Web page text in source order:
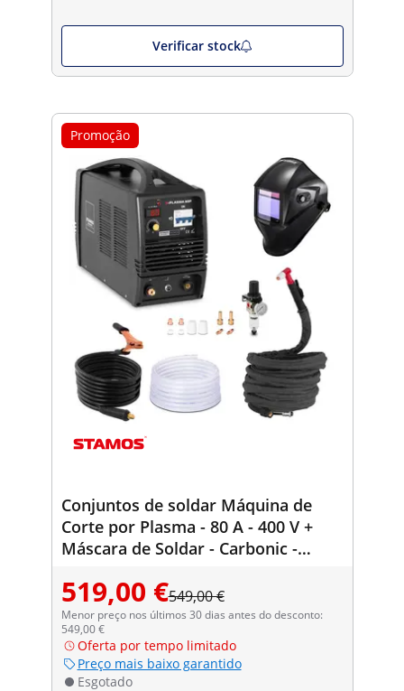
Verificar stock
Promoção
Conjuntos de soldar Máquina de
Corte por Plasma - 80 A - 400 V +
Máscara de Soldar - Carbonic -
519,00 €549,00 €
Menor preço nos últimos 30 dias antes do desconto:
549,00 €
Oferta por tempo limitado
Preço mais baixo garantido
Esgotado